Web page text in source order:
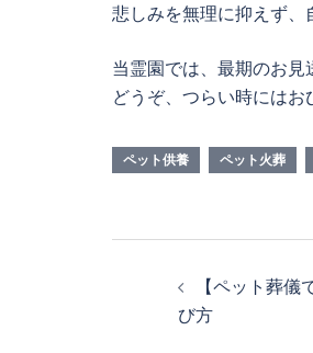
悲しみを無理に抑えず、
当霊園では、最期のお見
どうぞ、つらい時にはお
ペット供養 ペット火葬
【ペット葬儀
び方